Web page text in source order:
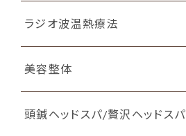
ラジオ波温熱療法
美容整体
頭鍼ヘッドスパ/贅沢ヘッドスパ